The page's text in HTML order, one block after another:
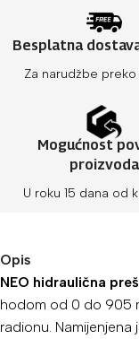
Besplatna
Za narudžbe preko
Mogućnost
proizvoda
U roku 15 dana od
Opis
NEO hidraulična
hodom od 0 do 905
radionu. Namijenjena